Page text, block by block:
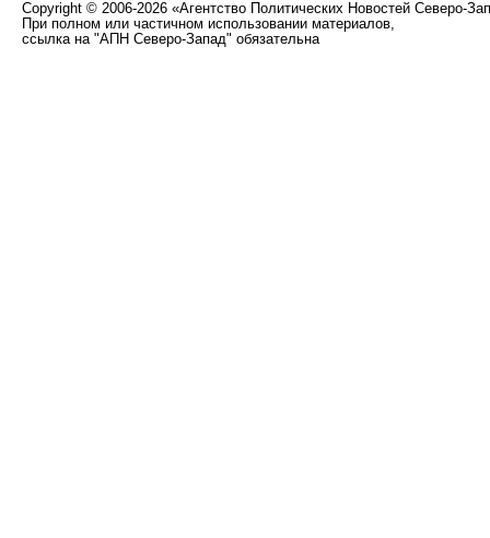
Copyright © 2006-2026 «Агентство Политических Новостей Северо-
При полном или частичном использовании материалов,
ссылка на "АПН Северо-Запад" обязательна